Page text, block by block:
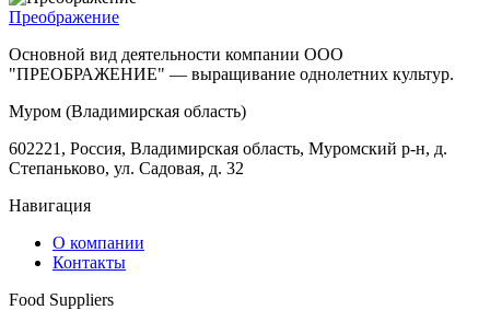
Преображение
Основной вид деятельности компании ООО
"ПРЕОБРАЖЕНИЕ" — выращивание однолетних культур.
Муром (Владимирская область)
602221, Россия, Владимирская область, Муромский р-н, д.
Степаньково, ул. Садовая, д. 32
Навигация
О компании
Контакты
Food Suppliers